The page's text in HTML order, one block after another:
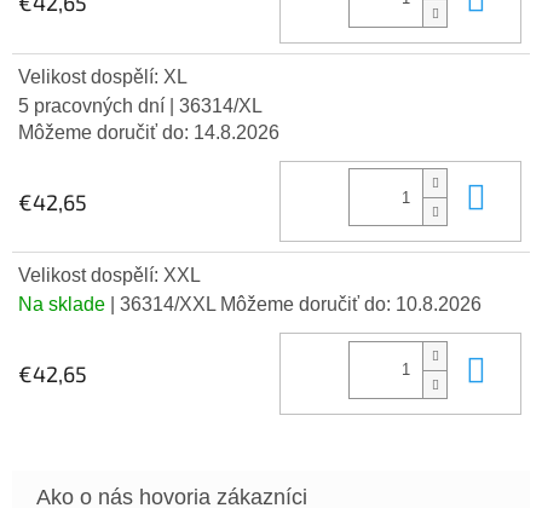
Velikost dospělí: XL
5 pracovných dní
| 36314/XL
Môžeme doručiť do: 14.8.2026
€42,65
Velikost dospělí: XXL
Na sklade
| 36314/XXL Môžeme doručiť do: 10.8.2026
€42,65